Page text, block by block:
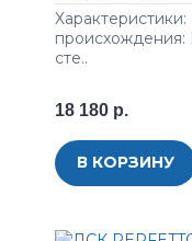
происхождения:
сте..
18 180 р.
В КОРЗИНУ